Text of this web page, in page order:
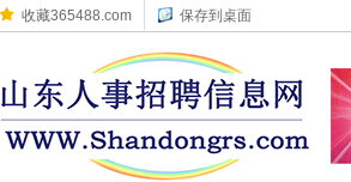
收藏365488.com 保存到桌面